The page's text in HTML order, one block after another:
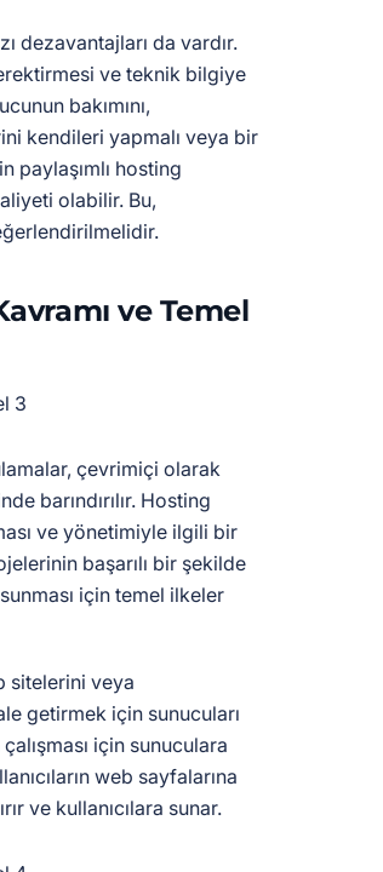
dezavantajları da vardır.
ve teknik bilgiye
bakımını,
kendileri yapmalı veya bir
paylaşımlı hosting
olabilir. Bu,
ve Temel
çevrimiçi olarak
barındırılır. Hosting
ve yönetimiyle ilgili bir
başarılı bir şekilde
sunması için temel ilkeler
sitelerini veya
getirmek için sunucuları
için sunuculara
web sayfalarına
ve kullanıcılara sunar.